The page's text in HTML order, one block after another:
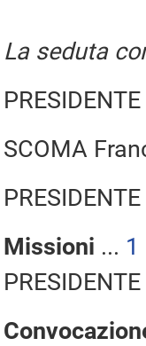
La seduta
SCOMA
Missioni ... 1